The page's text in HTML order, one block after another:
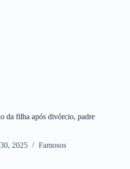
da filha após divórcio, padre
2025 Famosos